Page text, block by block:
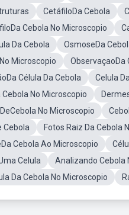
CetáfiloDa Cebola
Cebola No Microscopio
Da Cebola
OsmoseDa
Microscopio
ObservaçaoDa
Célula Da Cebola
Celula
Cebola No Microscopio
No Microscopio
Cebola
Fotos Raiz Da Cebola
Cebola Ao Microscopio
Celula
Analizando Cebola
Da Cebola No Microscopio